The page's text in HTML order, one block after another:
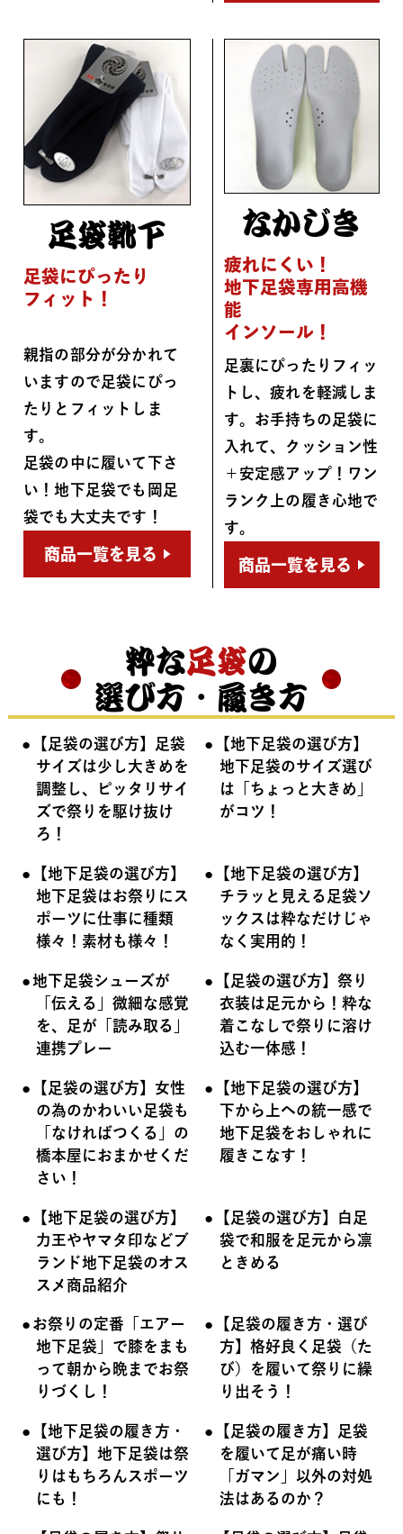
足袋靴下
足袋にぴったり
フィット！
親指の部分が分かれて
いますので足袋にぴっ
たりとフィットしま
す。
足袋の中に履いて下さ
い！地下足袋でも岡足
袋でも大丈夫です！
商品一覧を見る
なかじき
疲れにくい！
地下足袋専用高機
能
インソール！
足裏にぴったりフィッ
トし、疲れを軽減しま
す。お手持ちの足袋に
入れて、クッション性
＋安定感アップ！ワン
ランク上の履き心地で
す。
商品一覧を見る
粋な足袋の
選び方・履き方
【足袋の選び方】足袋
サイズは少し大きめを
調整し、ピッタリサイ
ズで祭りを駆け抜け
ろ！
【地下足袋の選び方】
地下足袋のサイズ選び
は「ちょっと大きめ」
がコツ！
【地下足袋の選び方】
地下足袋はお祭りにス
ポーツに仕事に種類
様々！素材も様々！
【地下足袋の選び方】
チラッと見える足袋ソ
ックスは粋なだけじゃ
なく実用的！
地下足袋シューズが
「伝える」微細な感覚
を、足が「読み取る」
連携プレー
【足袋の選び方】祭り
衣装は足元から！粋な
着こなしで祭りに溶け
込む一体感！
【足袋の選び方】女性
の為のかわいい足袋も
「なければつくる」の
橋本屋におまかせくだ
さい！
【地下足袋の選び方】
下から上への統一感で
地下足袋をおしゃれに
履きこなす！
【地下足袋の選び方】
力王やヤマタ印などブ
ランド地下足袋のオス
スメ商品紹介
【足袋の選び方】白足
袋で和服を足元から凛
ときめる
お祭りの定番「エアー
地下足袋」で膝をまも
って朝から晩までお祭
りづくし！
【足袋の履き方・選び
方】格好良く足袋（た
び）を履いて祭りに繰
り出そう！
【地下足袋の履き方・
選び方】地下足袋は祭
りはもちろんスポーツ
にも！
【足袋の履き方】足袋
を履いて足が痛い時
「ガマン」以外の対処
法はあるのか？